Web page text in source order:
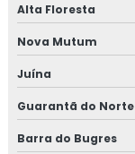
Alta Floresta
Nova Mutum
Juína
Guarantã do Norte
Barra do Bugres